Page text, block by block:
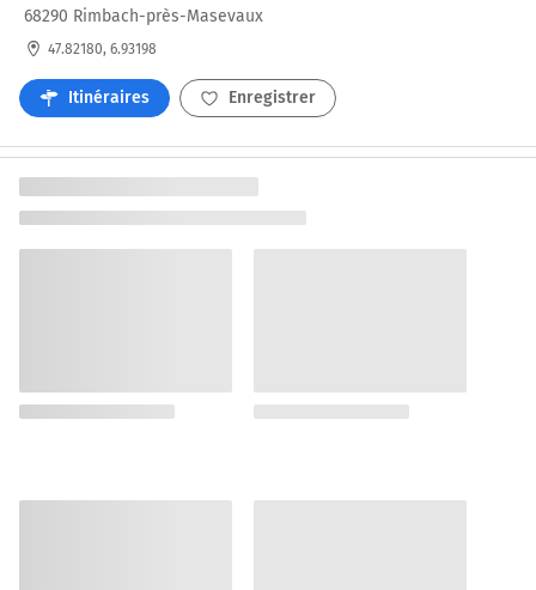
68290 Rimbach-près-Masevaux
47.82180, 6.93198
Itinéraires Enregistrer